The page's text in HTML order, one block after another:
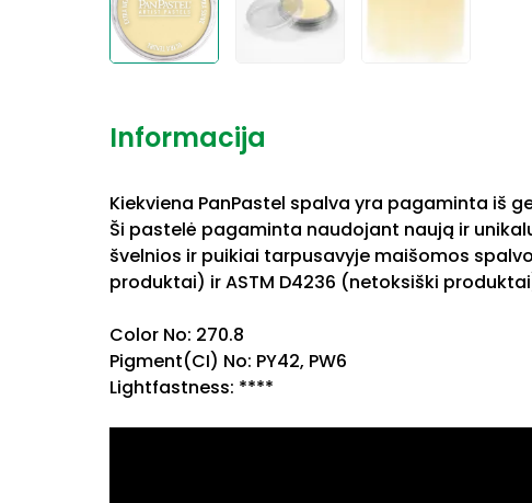
Informacija
Kiekviena PanPastel spalva yra pagaminta iš
Ši pastelė pagaminta naudojant naują ir
švelnios ir puikiai tarpusavyje maišomos
produktai) ir ASTM D4236 (netoksiški
Color No: 270.8
Pigment(CI) No: PY42, PW6
Lightfastness: ****